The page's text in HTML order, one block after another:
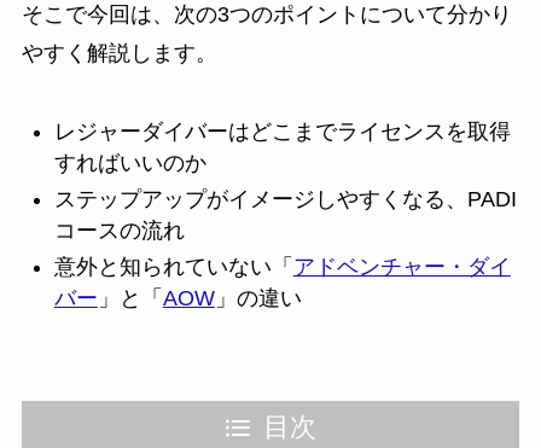
そこで今回は、次の3つのポイントについて分かり
やすく解説します。
レジャーダイバーはどこまでライセンスを取得
すればいいのか
ステップアップがイメージしやすくなる、PADI
コースの流れ
意外と知られていない「 アドベンチャー・ダイ
バー 」と「 AOW」の違い
目次